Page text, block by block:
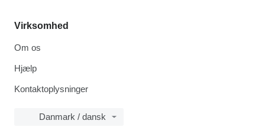
Virksomhed
Om os
Hjælp
Kontaktoplysninger
Danmark / dansk